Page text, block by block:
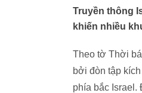
Truyền thông
khiến nhiều
Theo tờ Thời
bởi đòn tập
phía bắc Israel.